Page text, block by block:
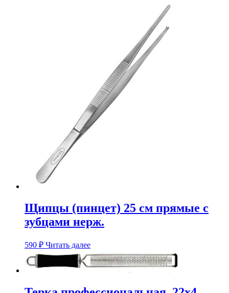
Щипцы (пинцет) 25 см прямые с
зубцами нерж.
590 ₽ Читать далее